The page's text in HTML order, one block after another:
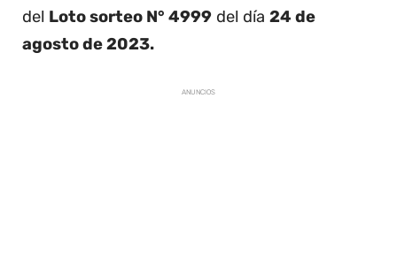
del Loto sorteo N° 4999 del día 24 de
agosto de 2023.
ANUNCIOS